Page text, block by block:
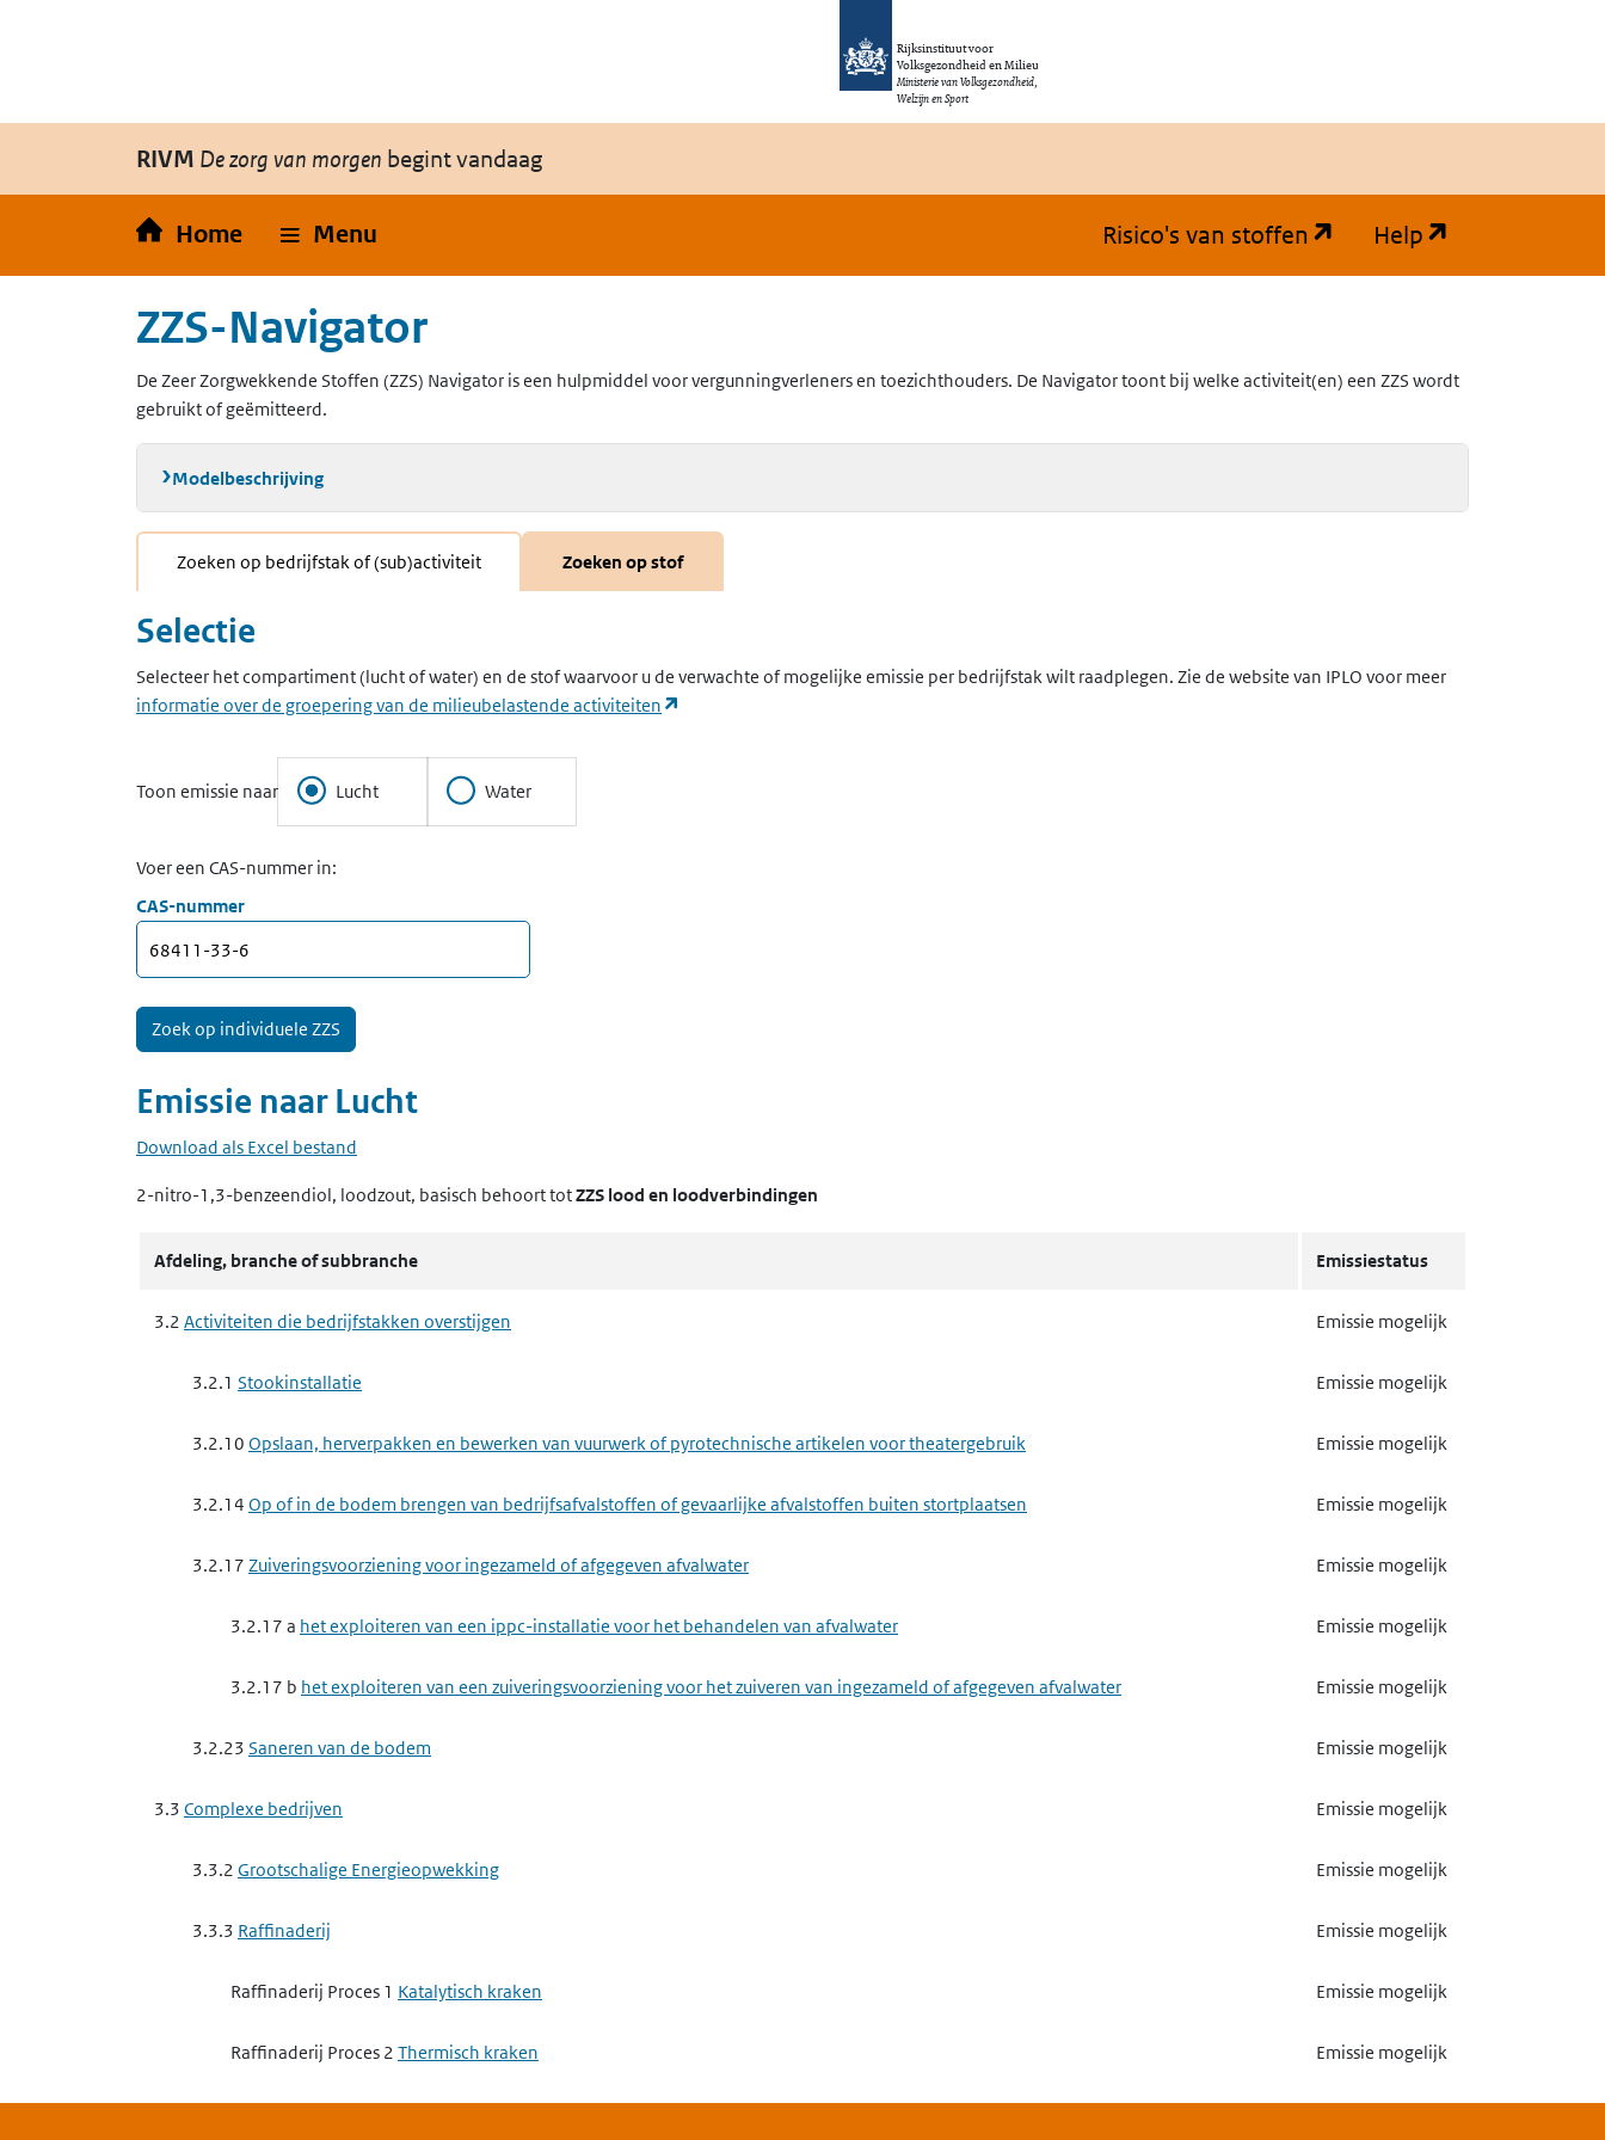
Rijksinstituut voor
Volksgezondheid en Milieu
Ministerie van Volksgezondheid,
Welzijn en Sport
RIVM De zorg van morgen begint vandaag
Home Menu Risico's van stoffen (opent in een nieuw
Help
ZZS-Navigator
De Zeer Zorgwekkende Stoffen (ZZS) Navigator is een hulpmiddel voor vergunningverleners en toezichthouders. De Navigator toont bij welke activiteit(en) een ZZS wordt
gebruikt of geëmitteerd.
Modelbeschrijving
Zoeken op bedrijfstak of (sub)activiteit Zoeken op stof
Selectie
Selecteer het compartiment (lucht of water) en de stof waarvoor u de verwachte of mogelijke emissie per bedrijfstak wilt raadplegen. Zie de website van IPLO voor meer
informatie over de groepering van de milieubelastende activiteiten
Toon emissie naar Lucht Water
Voer een CAS-nummer in:
CAS-nummer
Emissie naar Lucht
Download als Excel bestand
2-nitro-1,3-benzeendiol, loodzout, basisch behoort totZZS lood en loodverbindingen
Afdeling, branche of subbranche Emissiestatus
3.2 Activiteiten die bedrijfstakken overstijgen Emissie mogelijk
3.2.1 Stookinstallatie Emissie mogelijk
3.2.10 Opslaan, herverpakken en bewerken van vuurwerk of pyrotechnische artikelen voor theatergebruik Emissie mogelijk
3.2.14 Op of in de bodem brengen van bedrijfsafvalstoffen of gevaarlijke afvalstoffen buiten stortplaatsen Emissie mogelijk
3.2.17 Zuiveringsvoorziening voor ingezameld of afgegeven afvalwater Emissie mogelijk
3.2.17 a het exploiteren van een ippc-installatie voor het behandelen van afvalwater Emissie mogelijk
3.2.17 b het exploiteren van een zuiveringsvoorziening voor het zuiveren van ingezameld of afgegeven afvalwater Emissie mogelijk
3.2.23 Saneren van de bodem Emissie mogelijk
3.3 Complexe bedrijven Emissie mogelijk
3.3.2 Grootschalige Energieopwekking Emissie mogelijk
3.3.3 Raffinaderij Emissie mogelijk
Raffinaderij Proces 1 Katalytisch kraken Emissie mogelijk
Raffinaderij Proces 2 Thermisch kraken Emissie mogelijk